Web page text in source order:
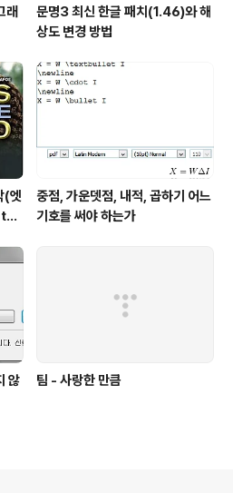
래
문명3 최신 한글 패치(1.46)와 해
상도 변경 방법
(엣
중점, 가운뎃점, 내적, 곱하기 어느
기호를 써야 하는가
않
팀 - 사랑한 만큼